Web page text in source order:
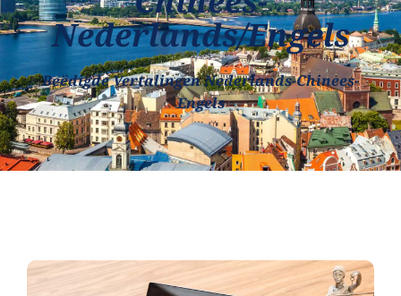
Nederlands/Engels
Beëdigde Vertalingen Nederlands-Chinees-
Engels